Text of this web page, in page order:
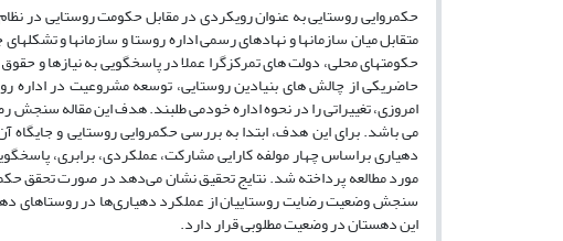
حکمروایی روستایی به عنوان رویکردی در مقابل حکومت روستایی در
متقابل میان سازمانها و نهادهای رسمی اداره روستا و سازمانها و
حکومتهای محلی، دولت های تمرکزگرا عملا در پاسخگویی به نیازها و
حاضریکی از چالش های بنیادین روستایی، توسعه مشروعیت در اداره
می باشد. برای این هدف، ابتدا به بررسی حکمروایی روستایی و
مورد مطالعه پرداخته شد. نتایج تحقیق نشان می‌دهد در صورت تحقق
سنجش وضعیت رضایت روستاییان از عملکرد دهیاری‌ها در روستاهای
این دهستان در وضعیت مطلوبی قرار دارد.